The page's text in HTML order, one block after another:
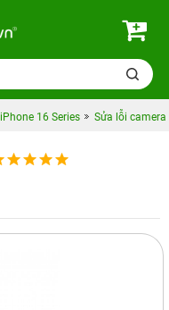
iPhone 16 Series Sửa lỗi camera